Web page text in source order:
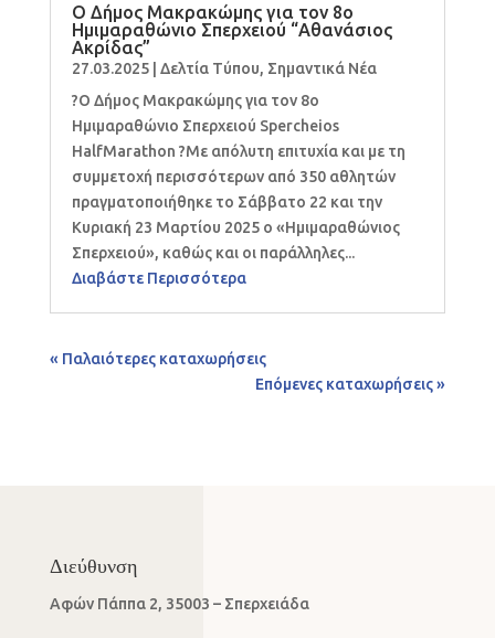
Ο Δήμος Μακρακώμης για τον 8ο
Ημιμαραθώνιο Σπερχειού “Αθανάσιος
Ακρίδας”
27.03.2025| Δελτία Τύπου, Σημαντικά Νέα
?Ο Δήμος Μακρακώμης για τον 8ο
Ημιμαραθώνιο Σπερχειού Spercheios
HalfMarathon ?Με απόλυτη επιτυχία και με τη
συμμετοχή περισσότερων από 350 αθλητών
πραγματοποιήθηκε το Σάββατο 22 και την
Κυριακή 23 Μαρτίου 2025 ο «Ημιμαραθώνιος
Σπερχειού», καθώς και οι παράλληλες...
Διαβάστε Περισσότερα
« Παλαιότερες καταχωρήσεις
Επόμενες καταχωρήσεις »
Διεύθυνση
Αφών Πάππα 2, 35003 – Σπερχειάδα